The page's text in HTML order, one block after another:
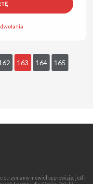
163 164 165
otrzymamy niewielką prowizję, jeśli